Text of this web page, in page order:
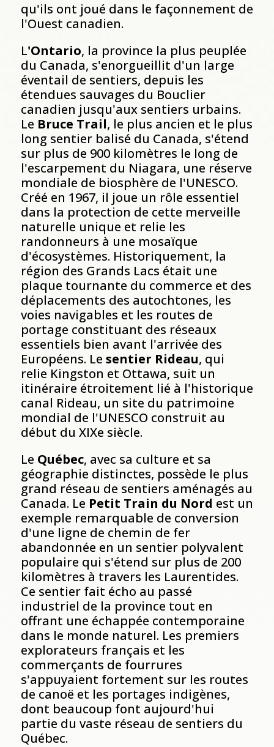
qu'ils ont joué dans le façonnement de
l'Ouest canadien.
L'Ontario, la province la plus peuplée
du Canada, s'enorgueillit d'un large
éventail de sentiers, depuis les
étendues sauvages du Bouclier
canadien jusqu'aux sentiers urbains.
Le Bruce Trail, le plus ancien et le plus
long sentier balisé du Canada, s'étend
sur plus de 900 kilomètres le long de
l'escarpement du Niagara, une réserve
mondiale de biosphère de l'UNESCO.
Créé en 1967, il joue un rôle essentiel
dans la protection de cette merveille
naturelle unique et relie les
randonneurs à une mosaïque
d'écosystèmes. Historiquement, la
région des Grands Lacs était une
plaque tournante du commerce et des
déplacements des autochtones, les
voies navigables et les routes de
portage constituant des réseaux
essentiels bien avant l'arrivée des
Européens. Le sentier Rideau, qui
relie Kingston et Ottawa, suit un
itinéraire étroitement lié à l'historique
canal Rideau, un site du patrimoine
mondial de l'UNESCO construit au
début du XIXe siècle.
Le Québec, avec sa culture et sa
géographie distinctes, possède le plus
grand réseau de sentiers aménagés au
Canada. Le Petit Train du Nord est un
exemple remarquable de conversion
d'une ligne de chemin de fer
abandonnée en un sentier polyvalent
populaire qui s'étend sur plus de 200
kilomètres à travers les Laurentides.
Ce sentier fait écho au passé
industriel de la province tout en
offrant une échappée contemporaine
dans le monde naturel. Les premiers
explorateurs français et les
commerçants de fourrures
s'appuyaient fortement sur les routes
de canoë et les portages indigènes,
dont beaucoup font aujourd'hui
partie du vaste réseau de sentiers du
Québec.